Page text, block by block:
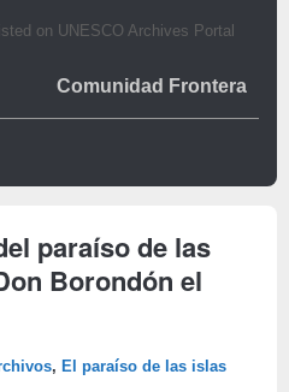
Comunidad Frontera
paraíso de las
Borondón el
, El paraíso de las islas